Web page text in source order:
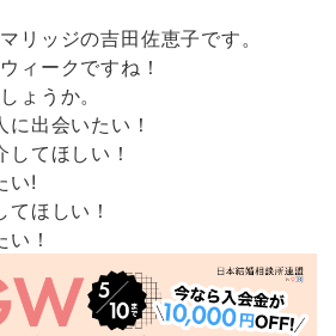
リッジの吉田佐恵子です。
ィークですね！
ょうか。
出会いたい！
てほしい！
い!
ほしい！
！